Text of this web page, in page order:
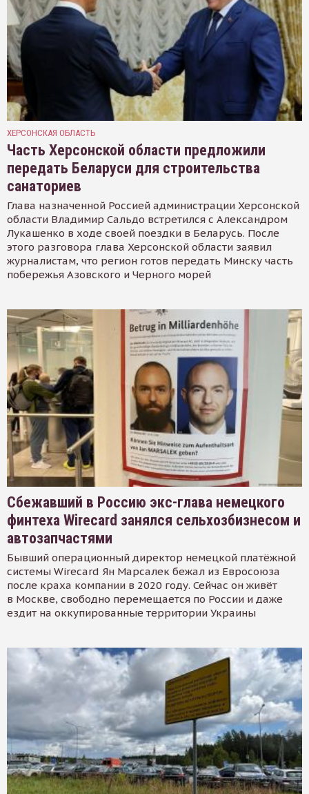
ХЕРСОНСКАЯ ОБЛАСТЬ
Часть Херсонской области предложили
передать Беларуси для строительства
санаториев
Глава назначенной Россией администрации Херсонской
области Владимир Сальдо встретился с Александром
Лукашенко в ходе своей поездки в Беларусь. После
этого разговора глава Херсонской области заявил
журналистам, что регион готов передать Минску часть
побережья Азовского и Черного морей
Сбежавший в Россию экс-глава немецкого
финтеха Wirecard занялся сельхозбизнесом и
автозапчастями
Бывший операционный директор немецкой платёжной
системы Wirecard Ян Марсалек бежал из Евросоюза
после краха компании в 2020 году. Сейчас он живёт
в Москве, свободно перемещается по России и даже
ездит на оккупированные территории Украины